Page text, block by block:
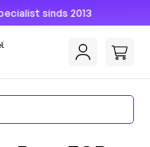
sinds 2013